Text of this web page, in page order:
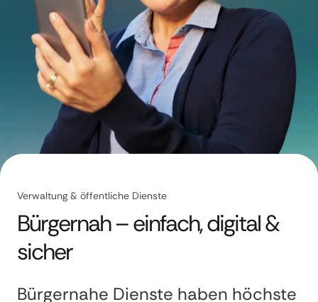
Verwaltung & öffentliche Dienste
Bürgernah – einfach, digital &
sicher
Bürgernahe Dienste haben höchste